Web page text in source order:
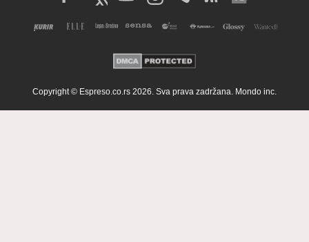
Copyright © Espreso.co.rs 2026. Sva prava zadržana. Mondo inc.